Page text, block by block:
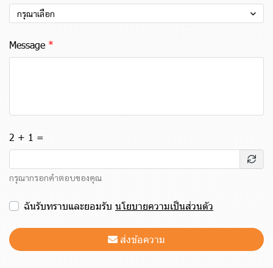
กรุณาเลือก
Message
2 + 1 =
กรุณากรอกคำตอบของคุณ
ฉันรับทราบและยอมรับ นโยบายความเป็นส่วนตัว
ส่งข้อความ